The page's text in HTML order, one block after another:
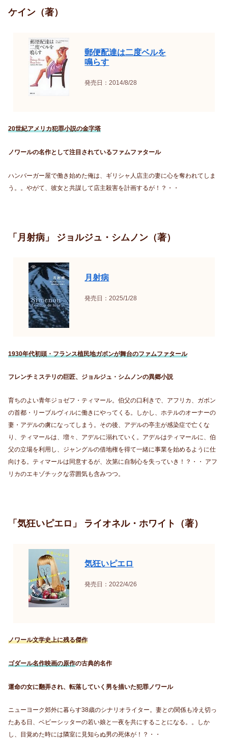
ケイン（著）
郵便配達は二度ベルを
鳴らす
発売日：2014/8/28
20世紀アメリカ犯罪小説の金字塔
ノワールの名作として注目されているファムファタール
ハンバーガー屋で働き始めた俺は、ギリシャ人店主の妻に心を奪われてしま
う。。やがて、彼女と共謀して店主殺害を計画するが！？・・
「月射病」 ジョルジュ・シムノン（著）
月射病
発売日：2025/1/28
1930年代初頭・フランス植民地ガボンが舞台のファムファタール
フレンチミステリの巨匠、ジョルジュ・シムノンの異郷小説
育ちのよい青年ジョゼフ・ティマール。伯父の口利きで、アフリカ、ガボン
の首都・リーブルヴィルに働きにやってくる。しかし、ホテルのオーナーの
妻・アデルの虜になってしまう。その後、アデルの亭主が感染症で亡くな
り、ティマールは、増々、アデルに溺れていく。アデルはティマールに、伯
父の立場を利用し、ジャングルの借地権を得て一緒に事業を始めるように仕
向ける。ティマールは同意するが、次第に自制心を失っていき！？・・ アフ
リカのエキゾチックな雰囲気も含みつつ。
「気狂いピエロ」 ライオネル・ホワイト（著）
気狂いピエロ
発売日：2022/4/26
ノワール文学史上に残る傑作
ゴダール名作映画の原作の古典的名作
運命の女に翻弄され、転落していく男を描いた犯罪ノワール
ニューヨーク郊外に暮らす38歳のシナリオライター。妻との関係も冷え切っ
たある日、ベビーシッターの若い娘と一夜を共にすることになる。。しか
し、目覚めた時には隣室に見知らぬ男の死体が！？・・